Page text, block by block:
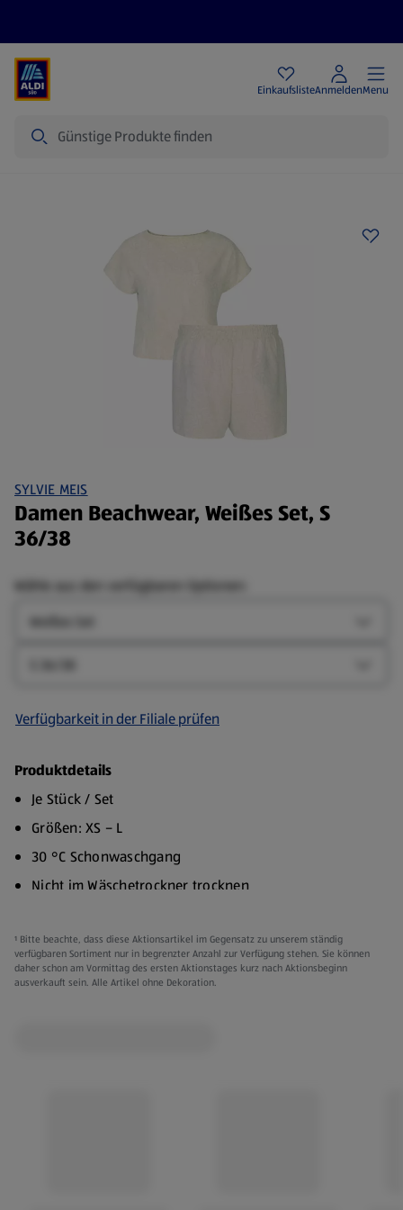
EinkaufslisteAnmeldenMenu
SYLVIE MEIS
Damen Beachwear, Weißes Set, S
36/38
Wähle aus den verfügbaren Optionen:
Verfügbarkeit in der Filiale prüfen
Produktdetails
Je Stück / Set
Größen: XS – L
30 °C Schonwaschgang
Nicht im Wäschetrockner trocknen
Verschiedene Modelle:
Weißes Set:
¹ Bitte beachte, dass diese Aktionsartikel im Gegensatz zu unserem ständig
verfügbaren Sortiment nur in begrenzter Anzahl zur Verfügung stehen. Sie können
daher schon am Vormittag des ersten Aktionstages kurz nach Aktionsbeginn
ausverkauft sein. Alle Artikel ohne Dekoration.